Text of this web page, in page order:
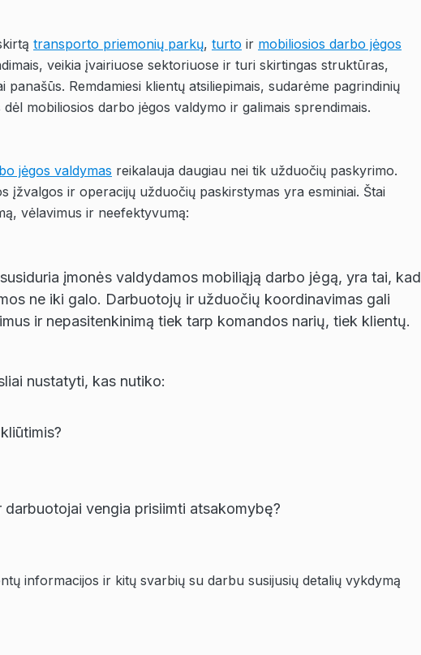
transporto priemonių parkų, turto ir mobiliosios darbo jėgos
veikia įvairiuose sektoriuose ir turi skirtingas struktūras,
Remdamiesi klientų atsiliepimais, sudarėme pagrindinių
mobiliosios darbo jėgos valdymo ir galimais sprendimais.
jėgos valdymas reikalauja daugiau nei tik užduočių paskyrimo.
įžvalgos ir operacijų užduočių paskirstymas yra esminiai. Štai
vėlavimus ir neefektyvumą:
įmonės valdydamos mobiliąją darbo jėgą, yra tai, kad
ne iki galo. Darbuotojų ir užduočių koordinavimas gali
ir nepasitenkinimą tiek tarp komandos narių, tiek klientų.
nustatyti, kas nutiko:
vengia prisiimti atsakomybę?
informacijos ir kitų svarbių su darbu susijusių detalių vykdymą